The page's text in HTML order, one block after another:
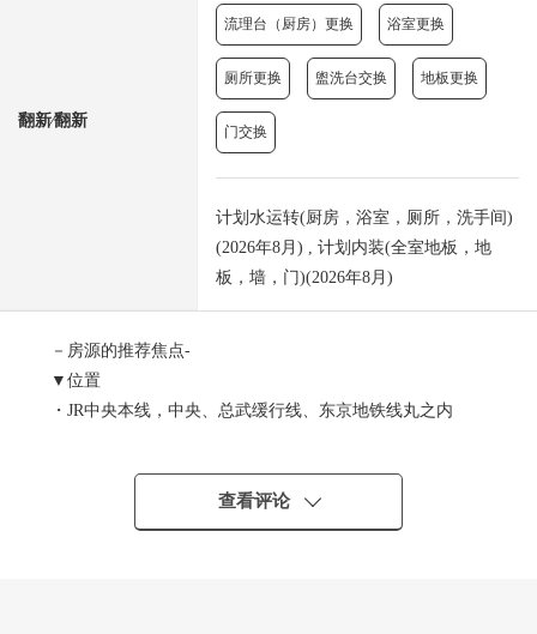
翻新⁄翻新
流理台（厨房）更换 浴室更换
厕所更换 盥洗台交换 地板更换
门交换
计划水运转(厨房，浴室，厕所，洗手间)
(2026年8月) , 计划内装(全室地板，地
板，墙，门)(2026年8月)
－房源的推荐焦点-
▼位置
・JR中央本线，中央、总武缓行线、东京地铁线丸之内
・JR中央本线，中央、总武缓行线"荻洼"车站公共汽车10
分"综合荻洼医院前"停歩1分
・可以复数路线使用
查看评论